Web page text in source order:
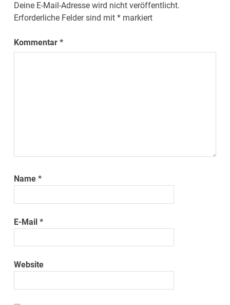
Deine E-Mail-Adresse wird nicht veröffentlicht.
Erforderliche Felder sind mit* markiert
Kommentar*
Name*
E-Mail*
Website